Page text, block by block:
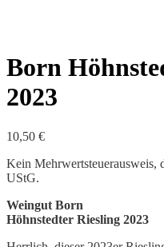
Born
2023
10,50 €
Kein Mehrwertsteuerausweis,
UStG.
Weingut Born
Höhnstedter Riesling 2023